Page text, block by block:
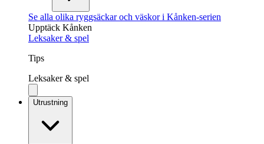
Se alla olika ryggsäckar och väskor i Kånken-serien
Upptäck Kånken
Leksaker & spel
Tips
Leksaker & spel
Utrustning